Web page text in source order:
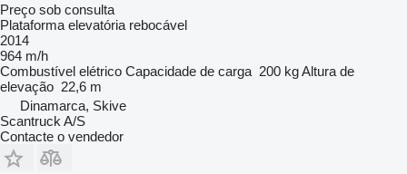
Preço sob consulta
Plataforma elevatória rebocável
2014
964 m/h
Combustível elétrico Capacidade de carga 200 kgAltura de
elevação 22,6 m
Dinamarca, Skive
Scantruck A/S
Contacte o vendedor